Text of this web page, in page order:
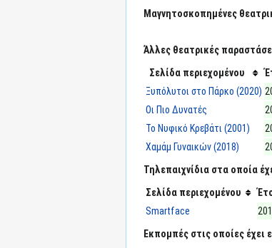
Μαγνητοσκοπημένες
Άλλες θεατρικές
Σελίδα περιεχομένου
Ξυπόλυτοι στο Πάρκο (2020)
Οι Πιο Δυνατές
Το Νυφικό Κρεβάτι (2001)
Χαμάμ Γυναικών (2018)
Τηλεπαιχνίδια στα οποία
Σελίδα περιεχομένου
Smartface
Εκπομπές στις οποίες έχει